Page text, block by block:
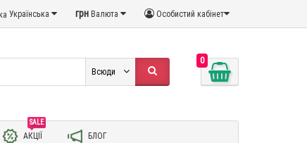
Особистий кабінет
грн Валюта
Українська
0
Всюди
SALE
АКЦІЇ БЛОГ